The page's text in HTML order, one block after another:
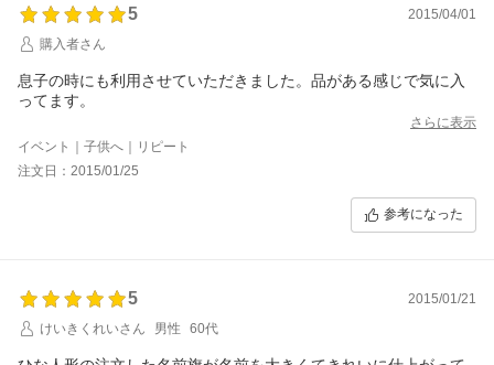
5
2015/04/01
購入者さん
息子の時にも利用させていただきました。品がある感じで気に入
ってます。
さらに表示
イベント｜子供へ｜リピート
注文日：2015/01/25
参考になった
5
2015/01/21
けいきくれいさん
男性 60代